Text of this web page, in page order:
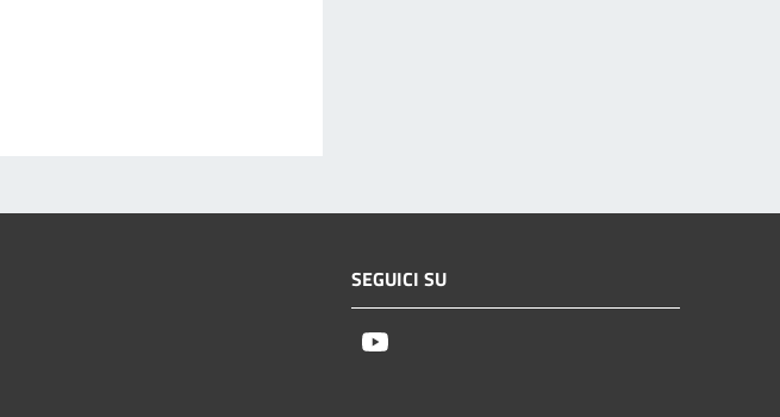
SEGUICI SU